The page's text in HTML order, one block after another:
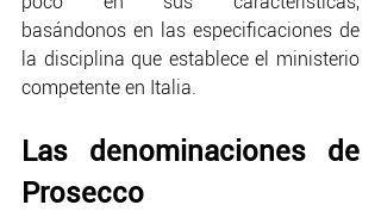
basándonos en las especificaciones de
la disciplina que establece el ministerio
competente en Italia.
Las denominaciones de
Prosecco